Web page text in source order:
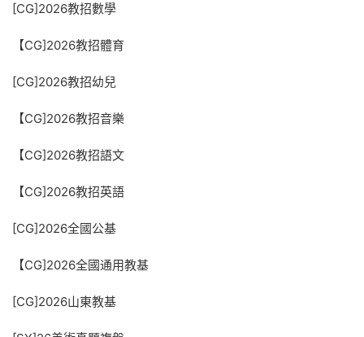
[CG]2026教招數學
【CG]2026教招體育
[CG]2026教招幼兒
【CG]2026教招音樂
【CG]2026教招語文
【CG]2026教招英語
[CG]2026全國公基
【CG]2026全國通用教基
[CG]2026山東教基